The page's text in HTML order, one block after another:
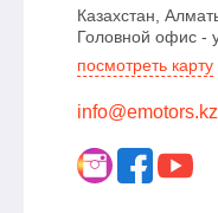
Казахстан,
Головной офис -
посмотреть карту
info@emotors.kz